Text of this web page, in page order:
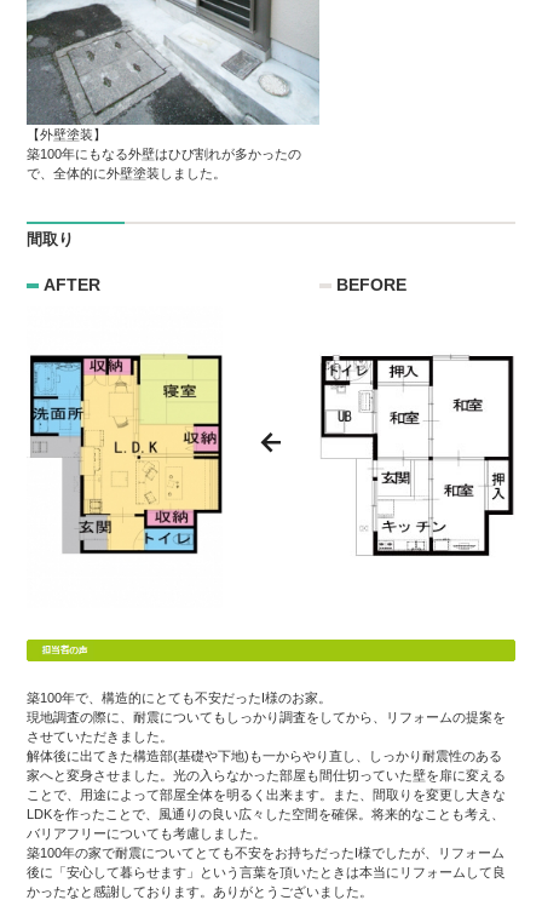
【外壁塗装】
築100年にもなる外壁はひび割れが多かったの
で、全体的に外壁塗装しました。
間取り
BEFORE
AFTER
築100年で、構造的にとても不安だったI様のお家。
現地調査の際に、耐震についてもしっかり調査をしてから、リフォームの提案を
させていただきました。
解体後に出てきた構造部(基礎や下地)も一からやり直し、しっかり耐震性のある
家へと変身させました。光の入らなかった部屋も間仕切っていた壁を扉に変える
ことで、用途によって部屋全体を明るく出来ます。また、間取りを変更し大きな
LDKを作ったことで、風通りの良い広々した空間を確保。将来的なことも考え、
バリアフリーについても考慮しました。
築100年の家で耐震についてとても不安をお持ちだったI様でしたが、リフォーム
後に「安心して暮らせます」という言葉を頂いたときは本当にリフォームして良
かったなと感謝しております。ありがとうございました。